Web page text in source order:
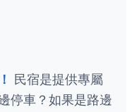
民宿是提供專屬
停車？如果是路邊